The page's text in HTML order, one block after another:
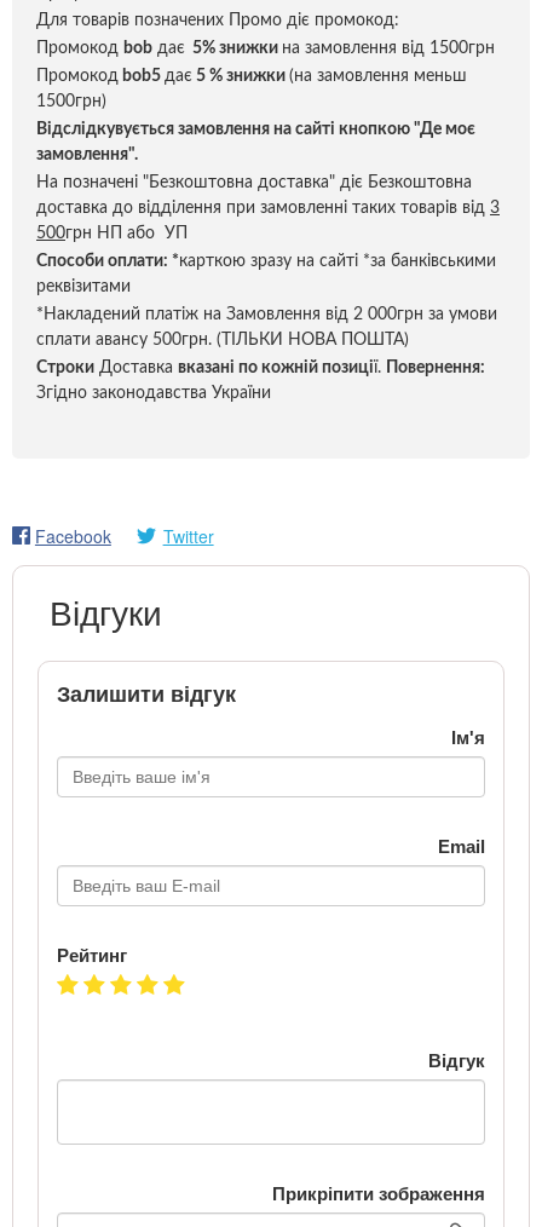
Для товарів позначених Промо діє промокод:
Промокод bob дає 5% знижки на замовлення від 1500грн
Промокод bob5 дає 5 % знижки (на замовлення меньш
1500грн)
Відслідкувується замовлення на сайті кнопкою "Де моє
замовлення".
На позначені "Безкоштовна доставка" діє Безкоштовна
доставка до відділення при замовленні таких товарів від 3
500грн НП або УП
Способи оплати: *карткою зразу на сайті *за банківськими
реквізитами
*Накладений платіж на Замовлення від 2 000грн за умови
сплати авансу 500грн. (ТІЛЬКИ НОВА ПОШТА)
Строки Доставка вказані по кожній позиції.
Повернення:
Згідно законодавства України
Facebook Twitter
Відгуки
Залишити відгук
Ім'я
Email
Рейтинг
Відгук
Прикріпити зображення